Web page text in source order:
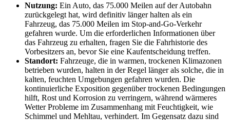
Nutzung: Ein Auto, das 75.000 Meilen auf der Autobahn
zurückgelegt hat, wird definitiv länger halten als ein
Fahrzeug, das 75.000 Meilen im Stop-and-Go-Verkehr
gefahren wurde. Um die erforderlichen Informationen über
das Fahrzeug zu erhalten, fragen Sie die Fahrhistorie des
Vorbesitzers an, bevor Sie eine Kaufentscheidung treffen.
Standort: Fahrzeuge, die in warmen, trockenen Klimazonen
betrieben wurden, halten in der Regel länger als solche, die in
kalten, feuchten Umgebungen gefahren wurden. Die
kontinuierliche Exposition gegenüber trockenen Bedingungen
hilft, Rost und Korrosion zu verringern, während wärmeres
Wetter Probleme im Zusammenhang mit Feuchtigkeit, wie
Schimmel und Mehltau, verhindert. Im Gegensatz dazu sind